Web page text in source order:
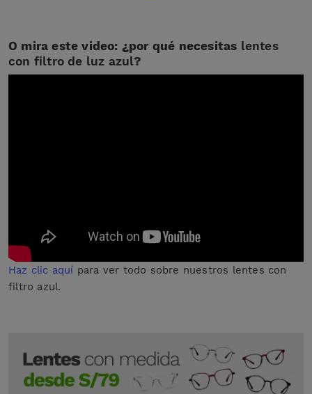
O mira este video: ¿por qué necesitas lentes
con filtro de luz azul?
Haz clic aquí para ver todo sobre nuestros lentes con
filtro azul.